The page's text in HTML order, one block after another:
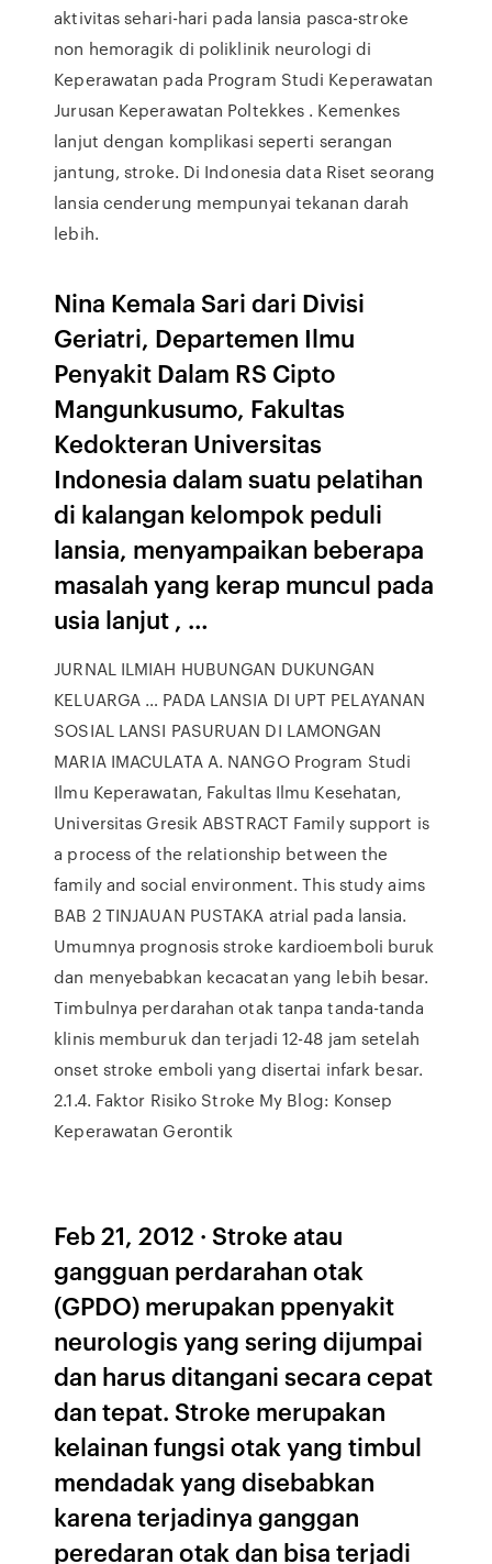
aktivitas sehari-hari pada lansia pasca-stroke
non hemoragik di poliklinik neurologi di
Keperawatan pada Program Studi Keperawatan
Jurusan Keperawatan Poltekkes . Kemenkes
lanjut dengan komplikasi seperti serangan
jantung, stroke. Di Indonesia data Riset seorang
lansia cenderung mempunyai tekanan darah
lebih.
Nina Kemala Sari dari Divisi
Geriatri, Departemen Ilmu
Penyakit Dalam RS Cipto
Mangunkusumo, Fakultas
Kedokteran Universitas
Indonesia dalam suatu pelatihan
di kalangan kelompok peduli
lansia, menyampaikan beberapa
masalah yang kerap muncul pada
usia lanjut , …
JURNAL ILMIAH HUBUNGAN DUKUNGAN
KELUARGA … PADA LANSIA DI UPT PELAYANAN
SOSIAL LANSI PASURUAN DI LAMONGAN
MARIA IMACULATA A. NANGO Program Studi
Ilmu Keperawatan, Fakultas Ilmu Kesehatan,
Universitas Gresik ABSTRACT Family support is
a process of the relationship between the
family and social environment. This study aims
BAB 2 TINJAUAN PUSTAKA atrial pada lansia.
Umumnya prognosis stroke kardioemboli buruk
dan menyebabkan kecacatan yang lebih besar.
Timbulnya perdarahan otak tanpa tanda-tanda
klinis memburuk dan terjadi 12-48 jam setelah
onset stroke emboli yang disertai infark besar.
2.1.4. Faktor Risiko Stroke My Blog: Konsep
Keperawatan Gerontik
Feb 21, 2012 · Stroke atau
gangguan perdarahan otak
(GPDO) merupakan ppenyakit
neurologis yang sering dijumpai
dan harus ditangani secara cepat
dan tepat. Stroke merupakan
kelainan fungsi otak yang timbul
mendadak yang disebabkan
karena terjadinya ganggan
peredaran otak dan bisa terjadi